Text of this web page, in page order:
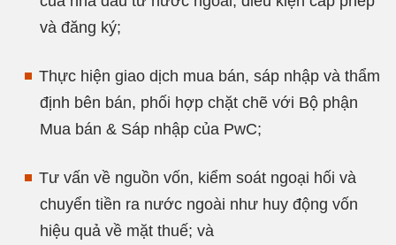
và đăng ký;
Thực hiện giao dịch mua bán, sáp nhập và thẩm
định bên bán, phối hợp chặt chẽ với Bộ phận
Mua bán & Sáp nhập của PwC;
Tư vấn về nguồn vốn, kiểm soát ngoại hối và
chuyển tiền ra nước ngoài như huy động vốn
hiệu quả về mặt thuế; và